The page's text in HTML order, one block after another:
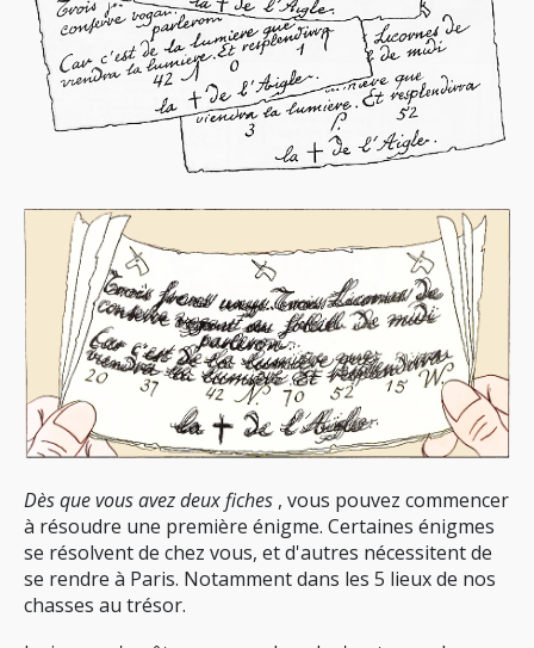
Dès que vous avez deux fiches , vous pouvez commencer
à résoudre une première énigme. Certaines énigmes
se résolvent de chez vous, et d'autres nécessitent de
se rendre à Paris. Notamment dans les 5 lieux de nos
chasses au trésor.